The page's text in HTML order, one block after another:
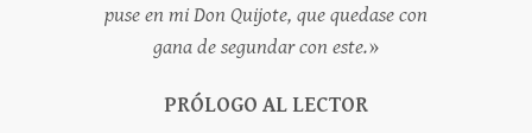
puse en mi Don Quijote, que quedase con
gana de segundar con este.»
PRÓLOGO AL LECTOR